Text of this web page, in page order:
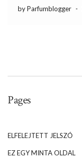
by Parfumblogger -
Pages
ELFELEJTETT JELSZÓ
EZ EGY MINTA OLDAL